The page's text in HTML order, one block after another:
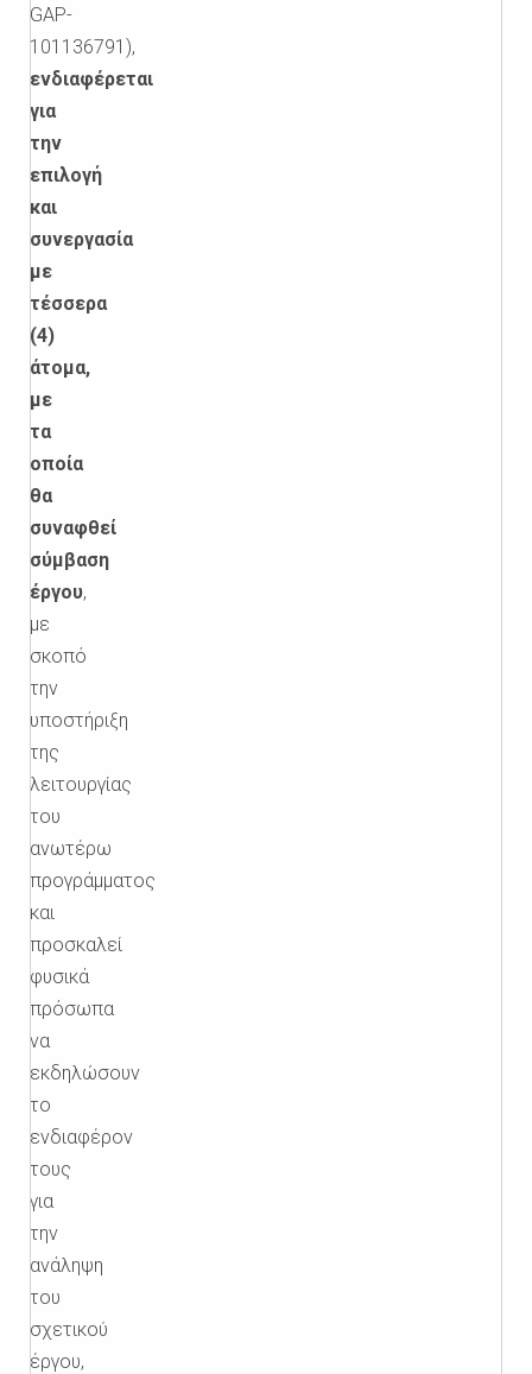
GAP-
101136791),
ενδιαφέρεται
για
την
επιλογή
και
συνεργασία
με
τέσσερα
(4)
άτομα,
με
τα
οποία
θα
συναφθεί
σύμβαση
έργου,
με
σκοπό
την
υποστήριξη
της
λειτουργίας
του
ανωτέρω
προγράμματος
και
προσκαλεί
φυσικά
πρόσωπα
να
εκδηλώσουν
το
ενδιαφέρον
τους
για
την
ανάληψη
του
σχετικού
έργου,